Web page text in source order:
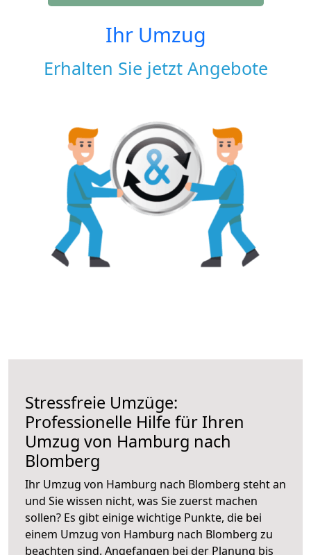
Ihr Umzug
Erhalten Sie jetzt Angebote
Stressfreie Umzüge:
Professionelle Hilfe für Ihren
Umzug von Hamburg nach
Blomberg
Ihr Umzug von Hamburg nach Blomberg steht an
und Sie wissen nicht, was Sie zuerst machen
sollen? Es gibt einige wichtige Punkte, die bei
einem Umzug von Hamburg nach Blomberg zu
beachten sind. Angefangen bei der Planung bis